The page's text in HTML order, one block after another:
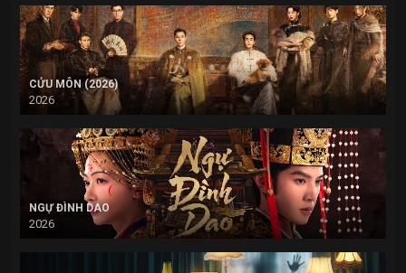
CỬU MÔN (2026)
2026
NGỰ ĐÌNH DAO
2026